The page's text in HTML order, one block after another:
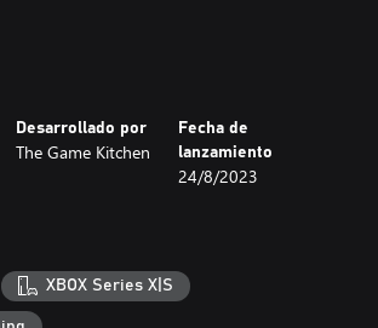
y mejorar un repertorio de nuevas
la victoria podría estar a tu alcance.
hay una cosa segura... La penitencia
lineal más completo y plagado de secretos.
Desarrollado por
The Game Kitchen
Fecha de
lanzamiento
24/8/2023
XBOX Series X|S